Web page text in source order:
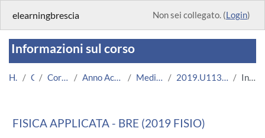
elearningbrescia Non sei collegato. (Login)
Informazioni sul corso
Home Corsi Corsi Istituzionali Anno Accademico 2019/2020 Medicina e Chirurgia 2019.U11372.08694-11.BRE.17428 Introduzione
FISICA APPLICATA - BRE (2019 FISIO)